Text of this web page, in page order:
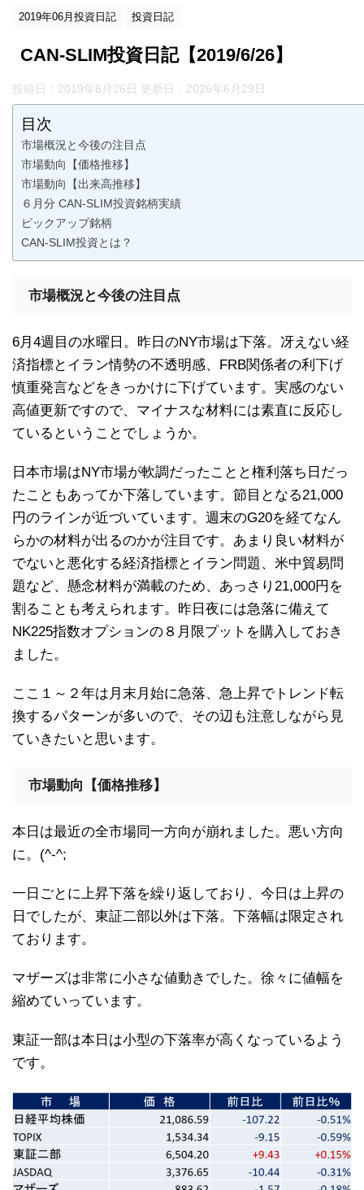
2019年06月投資日記 投資日記
CAN-SLIM投資日記【2019/6/26】
投稿日：2019年6月26日 更新日： 2026年6月29日
目次
市場概況と今後の注目点
市場動向【価格推移】
市場動向【出来高推移】
６月分 CAN-SLIM投資銘柄実績
ピックアップ銘柄
CAN-SLIM投資とは？
市場概況と今後の注目点
6月4週目の水曜日。昨日のNY市場は下落。冴えない経
済指標とイラン情勢の不透明感、FRB関係者の利下げ
慎重発言などをきっかけに下げています。実感のない
高値更新ですので、マイナスな材料には素直に反応し
ているということでしょうか。
日本市場はNY市場が軟調だったことと権利落ち日だっ
たこともあってか下落しています。節目となる21,000
円のラインが近づいています。週末のG20を経てなん
らかの材料が出るのかが注目です。あまり良い材料が
でないと悪化する経済指標とイラン問題、米中貿易問
題など、懸念材料が満載のため、あっさり21,000円を
割ることも考えられます。昨日夜には急落に備えて
NK225指数オプションの８月限プットを購入しておき
ました。
ここ１～２年は月末月始に急落、急上昇でトレンド転
換するパターンが多いので、その辺も注意しながら見
ていきたいと思います。
市場動向【価格推移】
本日は最近の全市場同一方向が崩れました。悪い方向
に。(^-^;
一日ごとに上昇下落を繰り返しており、今日は上昇の
日でしたが、東証二部以外は下落。下落幅は限定され
ております。
マザーズは非常に小さな値動きでした。徐々に値幅を
縮めていっています。
東証一部は本日は小型の下落率が高くなっているよう
です。